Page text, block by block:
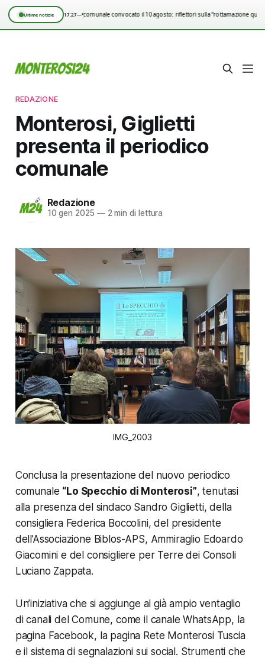
Ultime notizie 17:27—°
Consiglio comunale convocato il 10 agosto: riflettori sulla “rottamazione
REDAZIONE
Monterosi, Giglietti
presenta il periodico
comunale
Redazione
10 gen 2025 —2 min di lettura
IMG_2003
Conclusa la presentazione del nuovo periodico
comunale “Lo Specchio di Monterosi”, tenutasi
alla presenza del sindaco Sandro Giglietti, della
consigliera Federica Boccolini, del presidente
dell’Associazione Biblos-APS, Ammiraglio Edoardo
Giacomini e del consigliere per Terre dei Consoli
Luciano Zappata.
Un’iniziativa che si aggiunge al già ampio ventaglio
di canali del Comune, come il canale WhatsApp, la
pagina Facebook, la pagina Rete Monterosi Tuscia
e il sistema di segnalazioni sui social. Strumenti che